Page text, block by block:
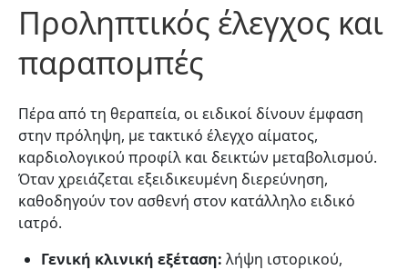
Προληπτικός έλεγχος και
παραπομπές
Πέρα από τη θεραπεία, οι ειδικοί δίνουν έμφαση
στην πρόληψη, με τακτικό έλεγχο αίματος,
καρδιολογικού προφίλ και δεικτών μεταβολισμού.
Όταν χρειάζεται εξειδικευμένη διερεύνηση,
καθοδηγούν τον ασθενή στον κατάλληλο ειδικό
ιατρό.
Γενική κλινική εξέταση: λήψη ιστορικού,